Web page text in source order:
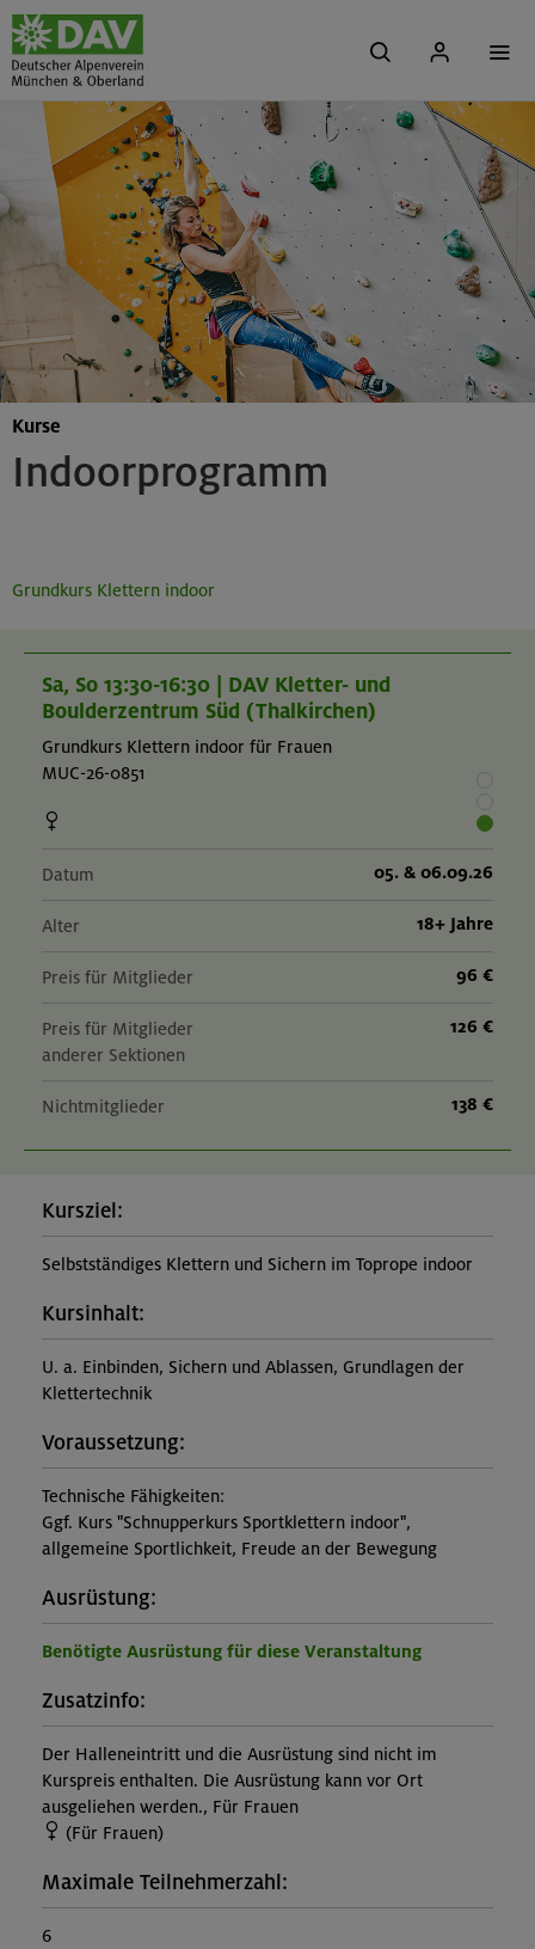
Indoorprogramm
Kurse
Grundkurs Klettern indoor
Sa, So 13:30-16:30 | DAV Kletter- und
Boulderzentrum Süd (Thalkirchen)
Grundkurs Klettern indoor für Frauen
MUC-26-0851
Datum 05. & 06.09.26
Alter 18+ Jahre
Preis für Mitglieder 96 €
Preis für Mitglieder
anderer Sektionen
126 €
Nichtmitglieder 138 €
Kursziel:
Selbstständiges Klettern und Sichern im Toprope indoor
Kursinhalt:
U. a. Einbinden, Sichern und Ablassen, Grundlagen der
Klettertechnik
Voraussetzung:
Technische Fähigkeiten:
Ggf. Kurs "Schnupperkurs Sportklettern indoor",
allgemeine Sportlichkeit, Freude an der Bewegung
Ausrüstung:
Benötigte Ausrüstung für diese Veranstaltung
Zusatzinfo:
Der Halleneintritt und die Ausrüstung sind nicht im
Kurspreis enthalten. Die Ausrüstung kann vor Ort
ausgeliehen werden., Für Frauen
(Für Frauen)
Maximale Teilnehmerzahl:
6